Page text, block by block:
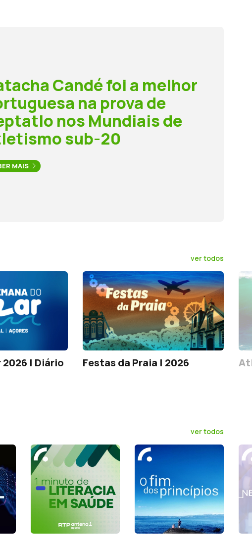
Candé foi a melhor
na prova de
nos Mundiais de
sub-20
MAIS
ver todos
2026 | Diário Festas da Praia | 2026
ver todos